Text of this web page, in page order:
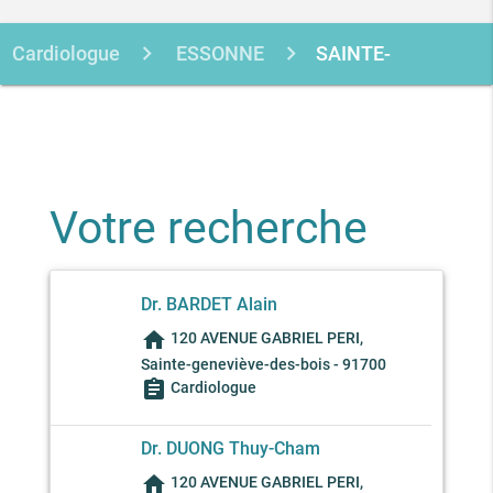
Cardiologue ESSONNE SAINTE-
Votre recherche
Dr. BARDET Alain
home 120 AVENUE GABRIEL PERI,
Sainte-geneviève-des-bois - 91700
assignment Cardiologue
Dr. DUONG Thuy-Cham
home 120 AVENUE GABRIEL PERI,